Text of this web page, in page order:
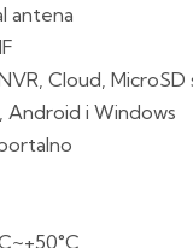
antena
Cloud,
Android i Windows